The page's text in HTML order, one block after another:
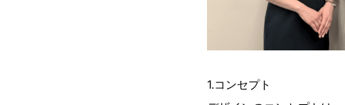
1.コンセプト